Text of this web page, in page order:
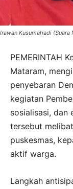
Irawan Kusumahadi (Suara
PEMERINTAH
Mataram,
penyebaran
kegiatan
sosialisasi, dan
tersebut
puskesmas,
aktif warga.
Langkah